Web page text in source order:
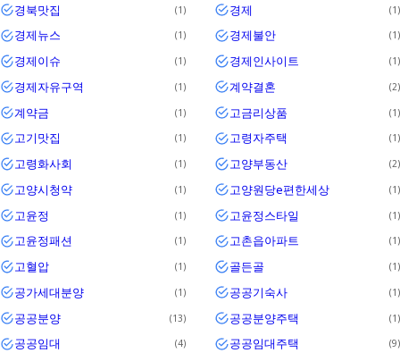
경북맛집 1 경제 1
경제뉴스 1 경제불안 1
경제이슈 1 경제인사이트 1
경제자유구역 1 계약결혼 2
계약금 1 고금리상품 1
고기맛집 1 고령자주택 1
고령화사회 1 고양부동산 2
고양시청약 1 고양원당e편한세상 1
고윤정 1 고윤정스타일 1
고윤정패션 1 고촌읍아파트 1
고혈압 1 골든골 1
공가세대분양 1 공공기숙사 1
공공분양 13 공공분양주택 1
공공임대 4 공공임대주택 9